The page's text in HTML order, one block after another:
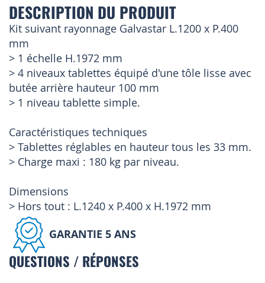
DESCRIPTION DU PRODUIT
Kit suivant rayonnage Galvastar L.1200 x P.400
mm
> 1 échelle H.1972 mm
> 4 niveaux tablettes équipé d'une tôle lisse avec
butée arrière hauteur 100 mm
> 1 niveau tablette simple.
Caractéristiques techniques
> Tablettes réglables en hauteur tous les 33 mm.
> Charge maxi : 180 kg par niveau.
Dimensions
> Hors tout : L.1240 x P.400 x H.1972 mm
GARANTIE 5 ANS
QUESTIONS / RÉPONSES